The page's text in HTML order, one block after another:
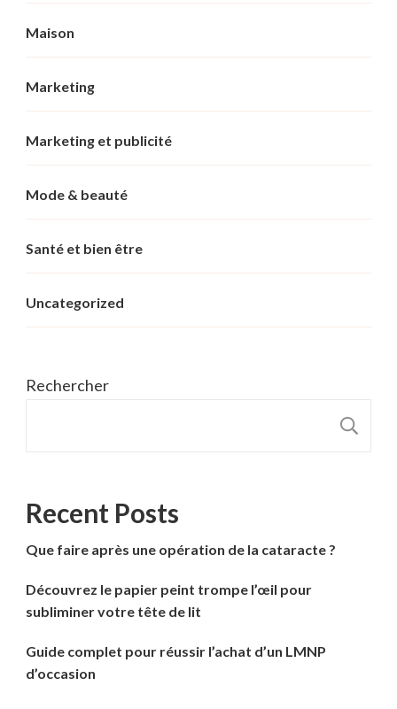
Maison
Marketing
Marketing et publicité
Mode & beauté
Santé et bien être
Uncategorized
Rechercher
Recent Posts
Que faire après une opération de la cataracte ?
Découvrez le papier peint trompe l’œil pour
subliminer votre tête de lit
Guide complet pour réussir l’achat d’un LMNP
d’occasion